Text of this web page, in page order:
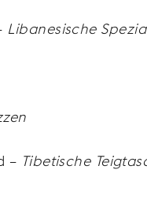
Libanesische
– Tibetische